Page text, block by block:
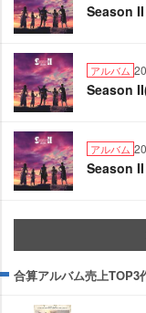
Season II
アルバム
Season
アルバム
Season II
合算アルバム売上TOP3